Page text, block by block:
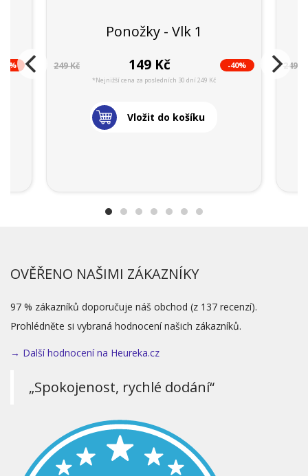
Ponožky - Vlk 1
249 Kč 149 Kč -40%
*Nejnižší cena za posledních 30 dní 249 Kč
Vložit do košíku
249
OVĚŘENO NAŠIMI ZÁKAZNÍKY
97 % zákazníků doporučuje náš obchod (z 137 recenzí).
Prohlédněte si vybraná hodnocení našich zákazníků.
→ Další hodnocení na Heureka.cz
„Spokojenost, rychlé dodání“